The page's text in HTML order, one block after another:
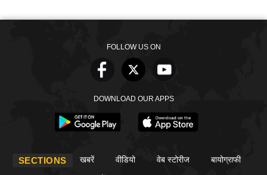
FOLLOW US ON
DOWNLOAD OUR APPS
SECTIONS खबरें वीडियो वेब स्टोरीज बायोग्राफी